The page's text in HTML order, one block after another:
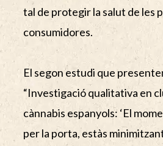
tal de protegir la salut de les
consumidores.
El segon estudi que
“Investigació qualitativa en
cànnabis espanyols: ‘El
per la porta, estàs